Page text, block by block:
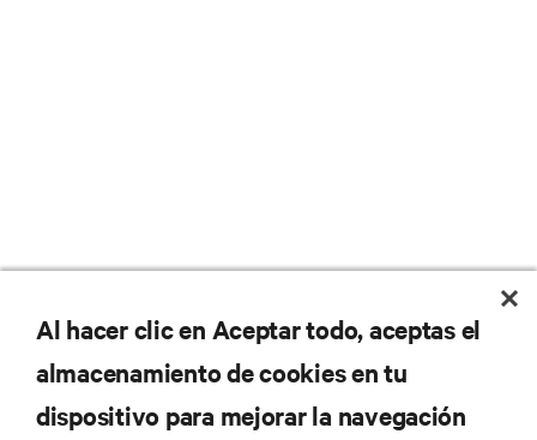
No se pierda nunca una
oferta
Al hacer clic en Aceptar todo, aceptas el
almacenamiento de cookies en tu
dispositivo para mejorar la navegación